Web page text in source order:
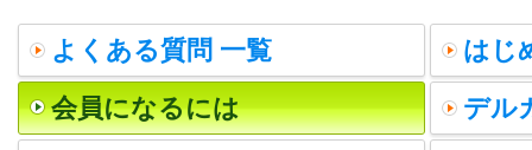
よくある質問 一覧
はじ
会員になるには
デル